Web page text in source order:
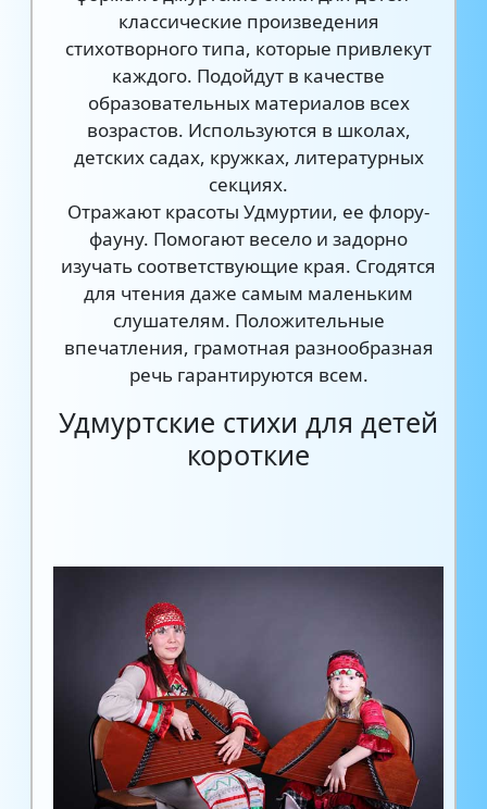
классические произведения
стихотворного типа, которые привлекут
каждого. Подойдут в качестве
образовательных материалов всех
возрастов. Используются в школах,
детских садах, кружках, литературных
секциях.
Отражают красоты Удмуртии, ее флору-
фауну. Помогают весело и задорно
изучать соответствующие края. Сгодятся
для чтения даже самым маленьким
слушателям. Положительные
впечатления, грамотная разнообразная
речь гарантируются всем.
Удмуртские стихи для детей
короткие